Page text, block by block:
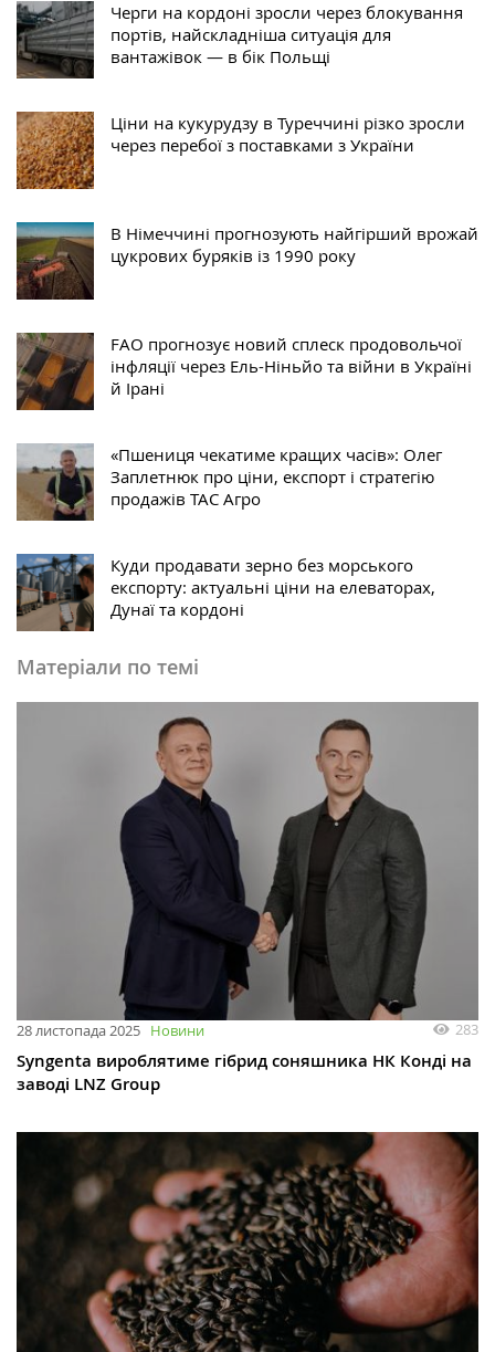
Черги на кордоні зросли через блокування
портів, найскладніша ситуація для
вантажівок — в бік Польщі
Ціни на кукурудзу в Туреччині різко зросли
через перебої з поставками з України
В Німеччині прогнозують найгірший врожай
цукрових буряків із 1990 року
FAO прогнозує новий сплеск продовольчої
інфляції через Ель-Ніньйо та війни в Україні
й Ірані
«Пшениця чекатиме кращих часів»: Олег
Заплетнюк про ціни, експорт і стратегію
продажів ТАС Агро
Куди продавати зерно без морського
експорту: актуальні ціни на елеваторах,
Дунаї та кордоні
Матеріали по темі
28 листопада 2025 Новини 283
Syngenta вироблятиме гібрид соняшника НК Конді на
заводі LNZ Group